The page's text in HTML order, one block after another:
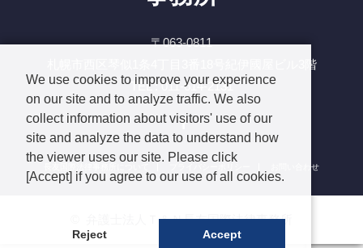
〒063-0811
札幌市西区琴似1条4丁目3番18号紀伊國屋ビル3階
TEL : 011-614-2131
Facebook
お問い合わせ
弁護士法人Ｔ＆Ｎ長友国際法律事務所
We use cookies to improve your experience
on our site and to analyze traffic. We also
collect information about visitors' use of our
site and analyze the data to understand how
the viewer uses our site. Please click
[Accept] if you agree to our use of all cookies.
Reject Accept